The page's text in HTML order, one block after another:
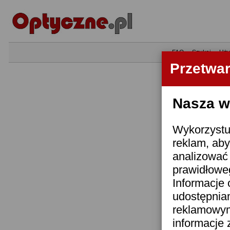
Nasza
reklam,
Informacje
informacje
•FAQ•Szukaj•